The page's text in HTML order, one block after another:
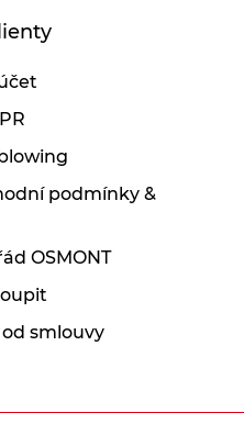
podmínky &
OSMONT
smlouvy